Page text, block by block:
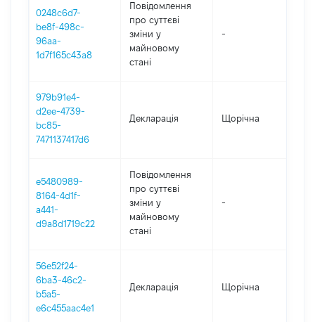
0248c6d7-
be8f-498c-
96aa-
1d7f165c43a8
Повідомлення
про суттєві
зміни y
майновому
стані
-
979b91e4-
d2ee-4739-
bc85-
7471137417d6
Декларація Щорічна
e5480989-
8164-4d1f-
a441-
d9a8d1719c22
Повідомлення
про суттєві
зміни y
майновому
стані
-
56e52f24-
6ba3-46c2-
b5a5-
e6c455aac4e1
Декларація Щорічна